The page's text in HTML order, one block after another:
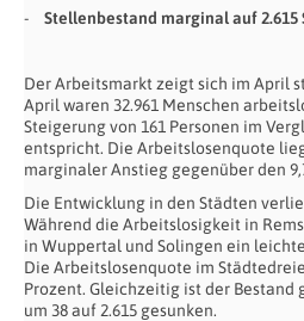
Stellenbestand marginal auf 2.615
Der Arbeitsmarkt zeigt sich im April
April waren 32.961 Menschen
Steigerung von 161 Personen im
entspricht. Die Arbeitslosenquote
marginaler Anstieg gegenüber den
Die Entwicklung in den Städten
Während die Arbeitslosigkeit in
in Wuppertal und Solingen ein
Die Arbeitslosenquote im
Prozent. Gleichzeitig ist der
um 38 auf 2.615 gesunken.